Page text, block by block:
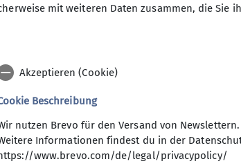
Website
mit weiteren Daten zusammen, die Sie
Akzeptieren (Cookie)
Beschreibung
nutzen Brevo für den Versand von Newslettern.
Informationen findest du in der
www.brevo.com/de/legal/privacypolicy/